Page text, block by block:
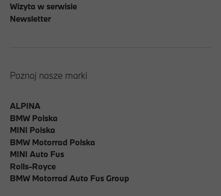
Wizyta w serwisie
Newsletter
Poznaj nasze marki
ALPINA
BMW Polska
MINI Polska
BMW Motorrad Polska
MINI Auto Fus
Rolls-Royce
BMW Motorrad Auto Fus Group